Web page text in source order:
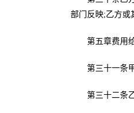
部门反映;乙方或
第五章费用
第三十一条
第三十二条